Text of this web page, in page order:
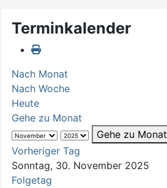
Terminkalender
Nach Monat
Nach Woche
Heute
Gehe zu Monat
Gehe zu Monat
Vorheriger Tag
Sonntag, 30. November 2025
Folgetag